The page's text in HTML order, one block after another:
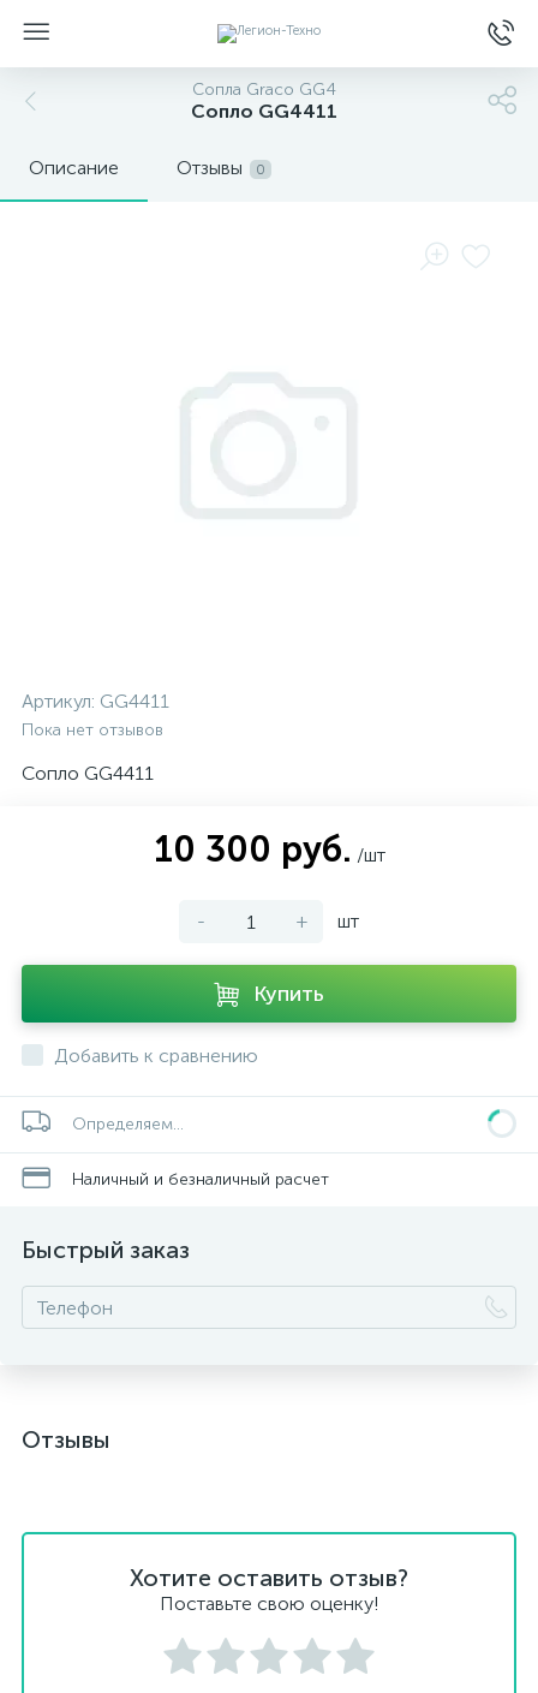
Сопла Graco GG4
Сопло GG4411
Описание Отзывы 0
Артикул: GG4411
Пока нет отзывов
Сопло GG4411
10 300 руб. /шт
- + шт
Купить
Добавить к сравнению
Определяем...
Наличный и безналичный расчет
Быстрый заказ
Отзывы
Хотите оставить отзыв?
Поставьте свою оценку!